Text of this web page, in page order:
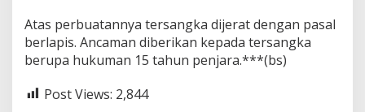
Atas perbuatannya tersangka dijerat dengan pasal
berlapis. Ancaman diberikan kepada tersangka
berupa hukuman 15 tahun penjara.***(bs)
Post Views: 2,844